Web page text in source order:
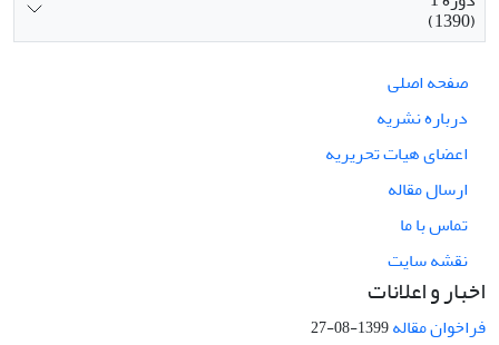
(1390)
صفحه اصلی
درباره نشریه
اعضای هیات تحریریه
ارسال مقاله
تماس با ما
نقشه سایت
اخبار و اعلانات
فراخوان مقاله1399-08-27